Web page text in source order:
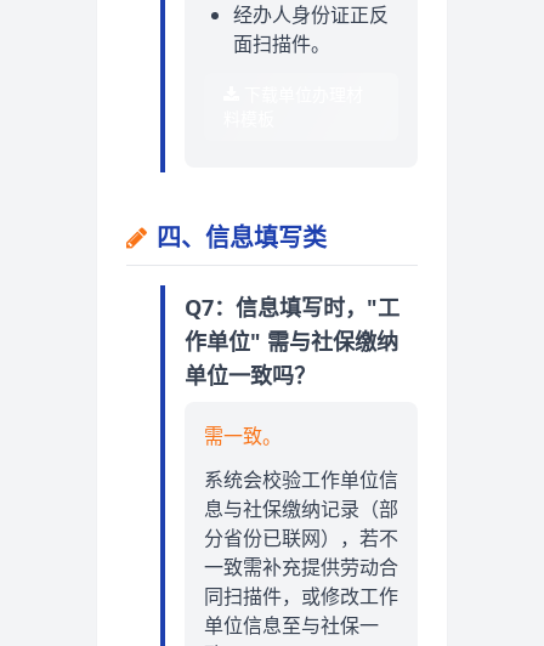
经办人身份证正反
面扫描件。
四、信息填写类
Q7：信息填写时，"工
作单位" 需与社保缴纳
单位一致吗？
需一致。
系统会校验工作单位信
息与社保缴纳记录（部
分省份已联网），若不
一致需补充提供劳动合
同扫描件，或修改工作
单位信息至与社保一